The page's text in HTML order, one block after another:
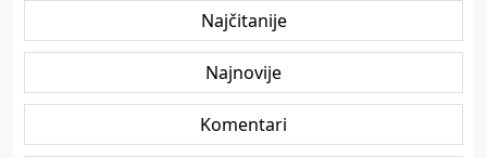
Najčitanije
Najnovije
Komentari